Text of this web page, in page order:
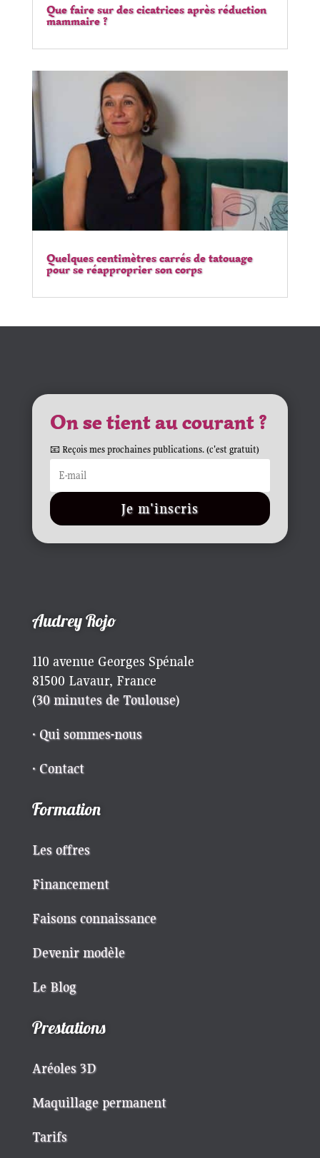
Que faire sur des cicatrices après réduction
mammaire ?
Quelques centimètres carrés de tatouage
pour se réapproprier son corps
On se tient au courant ?
📧 Reçois mes prochaines publications. (c'est gratuit)
Je m'inscris
Audrey Rojo
110 avenue Georges Spénale
81500 Lavaur, France
(30 minutes de Toulouse)
· Qui sommes-nous
· Contact
Formation
Les offres
Financement
Faisons connaissance
Devenir modèle
Le Blog
Prestations
Aréoles 3D
Maquillage permanent
Tarifs